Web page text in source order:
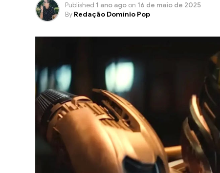
Published 1 ano ago on 16 de maio de 2025
By Redação Domínio Pop